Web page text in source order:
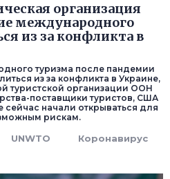
организация
международного
из за конфликта в
туризма после пандемии
из за конфликта в Украине,
туристской организации ООН
поставщики туристов, США
сейчас начали открываться для
рискам.
UNWTO Коронавирус